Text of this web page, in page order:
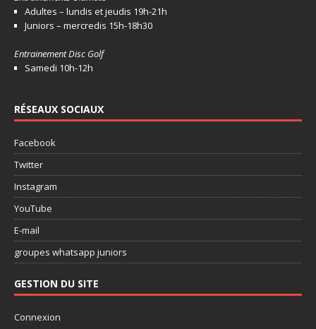
Adultes – lundis et jeudis 19h-21h
Juniors – mercredis 15h-18h30
Entrainement Disc Golf
Samedi 10h-12h
RÉSEAUX SOCIAUX
Facebook
Twitter
Instagram
YouTube
E-mail
groupes whatsapp juniors
GESTION DU SITE
Connexion